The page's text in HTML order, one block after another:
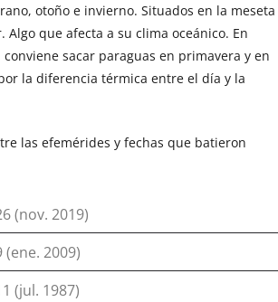
otoño e invierno. Situados en la meseta
que afecta a su clima oceánico. En
sacar paraguas en primavera y en
la diferencia térmica entre el día y la
las efemérides y fechas que batieron
(nov. 2019)
(ene. 2009)
(jul. 1987)